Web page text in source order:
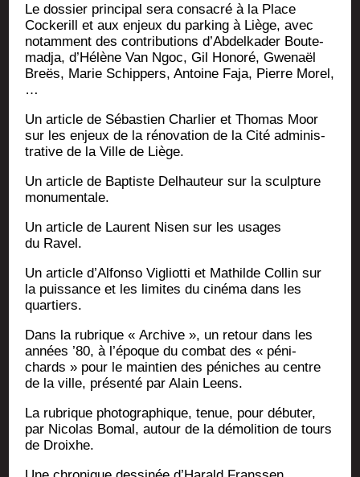
Le dos­sier prin­ci­pal sera consa­cré à la Place
Cocke­rill et aux enjeux du par­king à Liège, avec
notam­ment des contri­bu­tions d’Abdelkader Bou­te­
mad­ja, d’Hélène Van Ngoc, Gil Hono­ré, Gwe­naël
Breës, Marie Schip­pers, Antoine Faja, Pierre Morel,
…
Un article de Sébas­tien Char­lier et Tho­mas Moor
sur les enjeux de la réno­va­tion de la Cité admi­nis­
tra­tive de la Ville de Liège.
Un article de Bap­tiste Del­hau­teur sur la sculp­ture
monumentale.
Un article de Laurent Nisen sur les usages
du Ravel.
Un article d’Alfonso Vigliot­ti et Mathilde Col­lin sur
la puis­sance et les limites du ciné­ma dans les
quartiers.
Dans la rubrique « Archive », un retour dans les
années ’80, à l’époque du com­bat des « péni­
chards » pour le main­tien des péniches au centre
de la ville, pré­sen­té par Alain Leens.
La rubrique pho­to­gra­phique, tenue, pour débu­ter,
par Nico­las Bomal, autour de la démo­li­tion de tours
de Droixhe.